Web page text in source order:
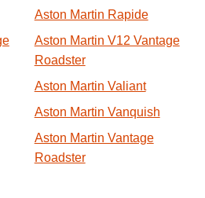
Aston Martin Rapide
Aston Martin V12 Vantage
Roadster
Aston Martin Valiant
Aston Martin Vanquish
Aston Martin Vantage
Roadster